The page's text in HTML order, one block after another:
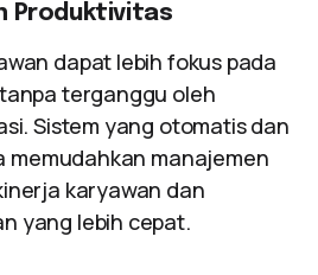
Produktivitas
dapat lebih fokus pada
terganggu oleh
Sistem yang otomatis dan
manajemen
karyawan dan
yang lebih cepat.